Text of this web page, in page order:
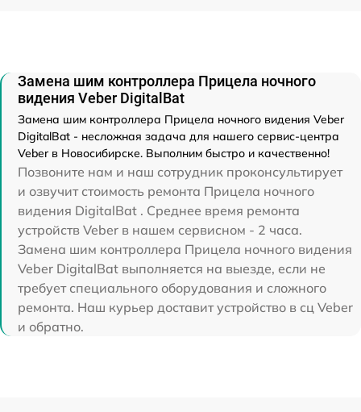
Замена шим контроллера Прицела ночного
видения Veber DigitalBat
Замена шим контроллера Прицела ночного видения Veber
DigitalBat - несложная задача для нашего сервис-центра
Veber в Новосибирске. Выполним быстро и качественно!
Позвоните нам и наш сотрудник проконсультирует
и озвучит стоимость ремонта Прицела ночного
видения DigitalBat . Среднее время ремонта
устройств Veber в нашем сервисном - 2 часа.
Замена шим контроллера Прицела ночного видения
Veber DigitalBat выполняется на выезде, если не
требует специального оборудования и сложного
ремонта. Наш курьер доставит устройство в сц Veber
и обратно.